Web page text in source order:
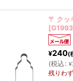
〒 ク
[
¥240(
(税込: ¥
残りわ